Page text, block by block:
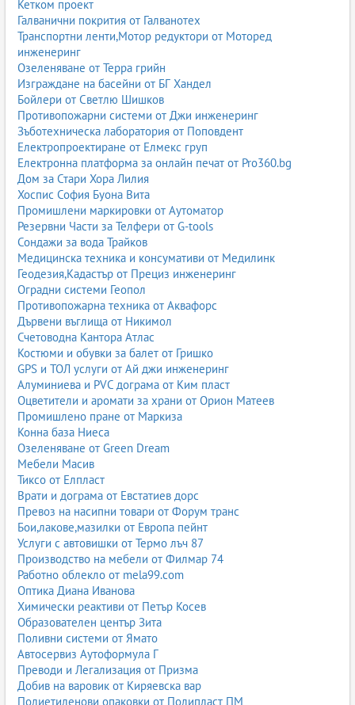
Кетком проект
Галванични покрития от Галванотех
Транспортни ленти,Мотор редуктори от Моторед
инженеринг
Озеленяване от Терра грийн
Изграждане на басейни от БГ Хандел
Бойлери от Светлю Шишков
Противопожарни системи от Джи инженеринг
Зъботехническа лаборатория от Поповдент
Електропроектиране от Елмекс груп
Електронна платформа за онлайн печат от Pro360.bg
Дом за Стари Хора Лилия
Хоспис София Буона Вита
Промишлени маркировки от Аутоматор
Резервни Части за Телфери от G-tools
Сондажи за вода Трайков
Медицинска техника и консумативи от Медилинк
Геодезия,Кадастър от Прециз инженеринг
Оградни системи Геопол
Противопожарна техника от Аквафорс
Дървени въглища от Никимол
Счетоводна Кантора Атлас
Костюми и обувки за балет от Гришко
GPS и ТОЛ услуги от Ай джи инженеринг
Алуминиева и PVC дограма от Ким пласт
Оцветители и аромати за храни от Орион Матеев
Промишлено пране от Маркиза
Конна база Ниеса
Озеленяване от Green Dream
Мебели Масив
Тиксо от Елпласт
Врати и дограма от Евстатиев дорс
Превоз на насипни товари от Форум транс
Бои,лакове,мазилки от Европа пейнт
Услуги с автовишки от Термо лъч 87
Производство на мебели от Филмар 74
Работно облекло от mela99.com
Оптика Диана Иванова
Химически реактиви от Петър Косев
Образователен център Зита
Поливни системи от Ямато
Автосервиз Аутоформула Г
Преводи и Легализация от Призма
Добив на варовик от Киряевска вар
Полиетиленови опаковки от Полипласт ПМ